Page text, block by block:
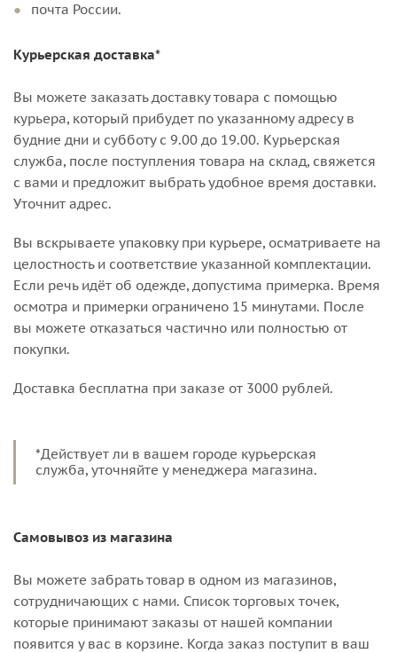
почта России.
Курьерская доставка*
Вы можете заказать доставку товара с помощью
курьера, который прибудет по указанному адресу в
будние дни и субботу с 9.00 до 19.00. Курьерская
служба, после поступления товара на склад, свяжется
с вами и предложит выбрать удобное время доставки.
Уточнит адрес.
Вы вскрываете упаковку при курьере, осматриваете на
целостность и соответствие указанной комплектации.
Если речь идёт об одежде, допустима примерка. Время
осмотра и примерки ограничено 15 минутами. После
вы можете отказаться частично или полностью от
покупки.
Доставка бесплатна при заказе от 3000 рублей.
*Действует ли в вашем городе курьерская
служба, уточняйте у менеджера магазина.
Самовывоз из магазина
Вы можете забрать товар в одном из магазинов,
сотрудничающих с нами. Список торговых точек,
которые принимают заказы от нашей компании
появится у вас в корзине. Когда заказ поступит в ваш